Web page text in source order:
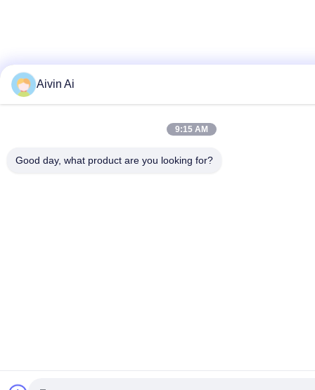
Aivin Ai
9:15 AM
Good day, what product are you looking for?